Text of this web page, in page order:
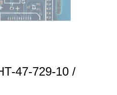
47-729-10 /